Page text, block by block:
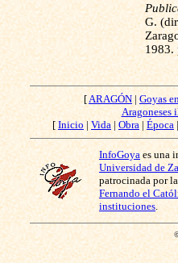
G.
1983.
[ ARAGÓN |Goyas
Aragoneses
[Inicio| Vida | Obra | Época
InfoGoya es una
Universidad de
patrocinada por
Fernando el
instituciones